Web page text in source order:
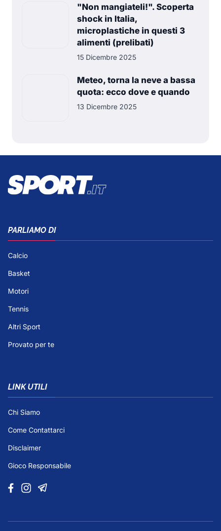
"Non mangiateli!". Scoperta
shock in Italia,
microplastiche in questi 3
alimenti (prelibati)
15 Dicembre 2025
Meteo, torna la neve a bassa
quota: ecco dove e quando
13 Dicembre 2025
PARLIAMO DI
Calcio
Basket
Motori
Tennis
Altri Sport
Provato per te
LINK UTILI
Chi Siamo
Come Contattarci
Disclaimer
Gioco Responsabile